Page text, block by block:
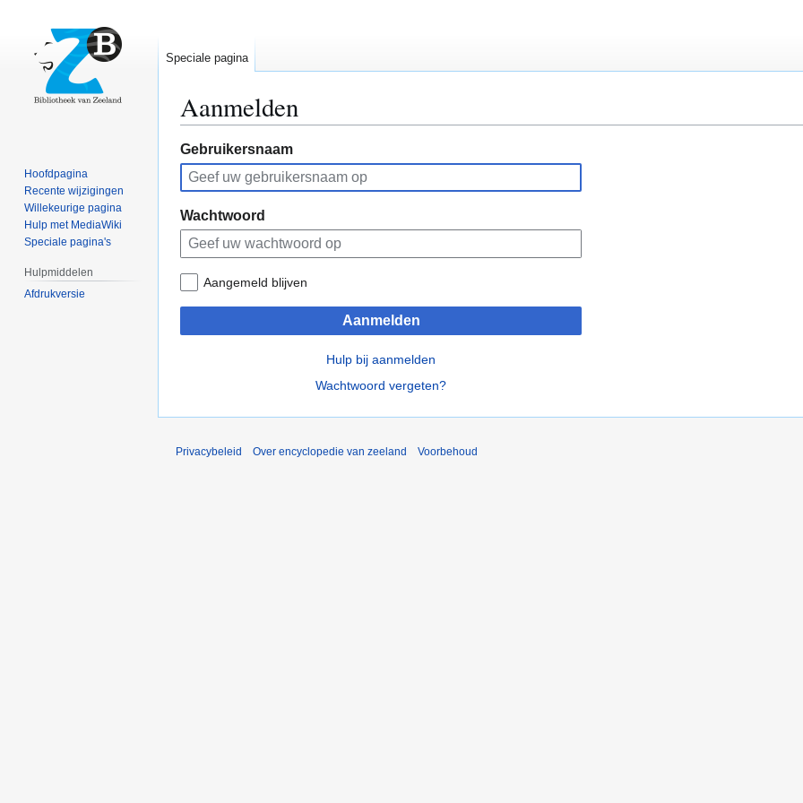
Aanmelden
Naar
navigatie
springen
Naar
zoeken
springen
Gebruikersnaam
Wachtwoord
Aangemeld blijven
Aanmelden
Hulp bij aanmelden
Wachtwoord vergeten?
Speciale pagina
Hoofdpagina
Recente wijzigingen
Willekeurige pagina
Hulp met MediaWiki
Speciale pagina's
Hulpmiddelen
Afdrukversie
Privacybeleid Over encyclopedie van zeeland Voorbehoud